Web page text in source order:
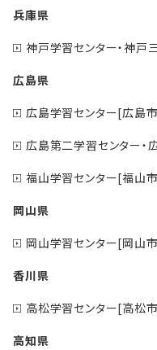
兵庫県
神戸学習センター・神戸
広島県
広島学習センター[広島
広島第二学習センター
福山学習センター[福山
岡山県
岡山学習センター[岡山
香川県
高松学習センター[高松
高知県